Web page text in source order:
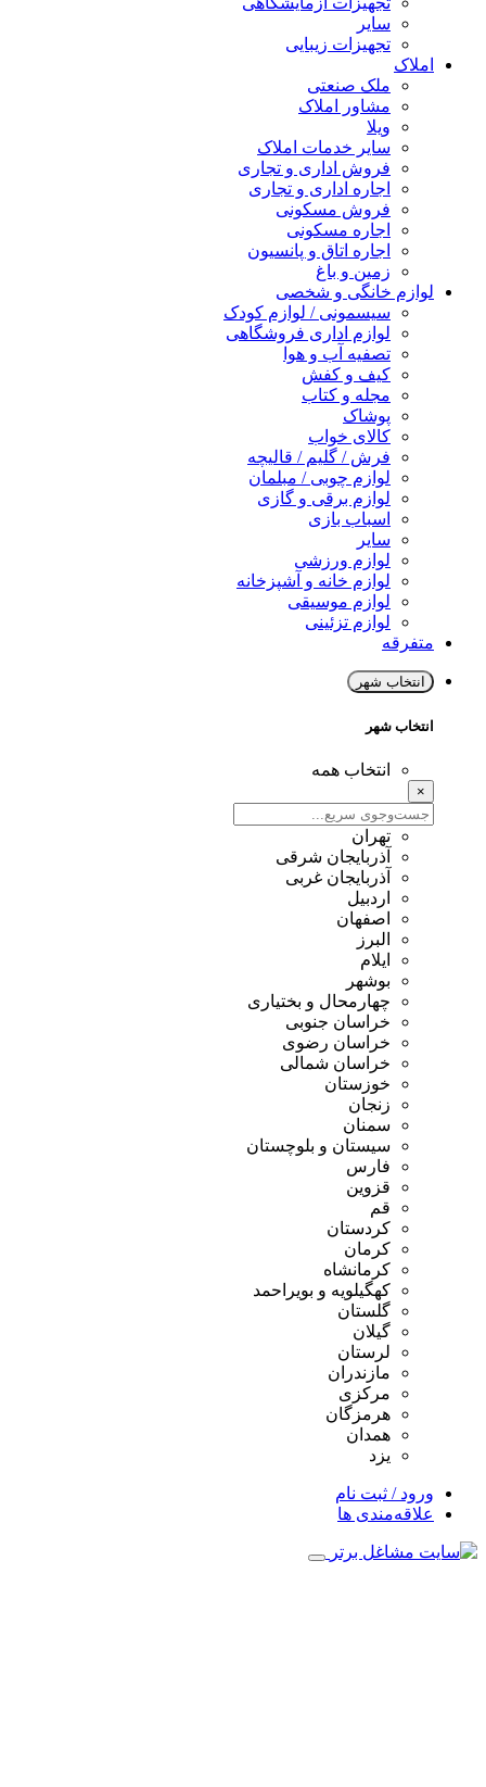
سایر
تجهیزات زیبایی
املاک
ملک صنعتی
مشاور املاک
ویلا
سایر خدمات املاک
فروش اداری و تجاری
اجاره اداری و تجاری
فروش مسکونی
اجاره مسکونی
اجاره اتاق و پانسیون
زمین و باغ
لوازم خانگی و شخصی
سیسمونی / لوازم کودک
لوازم اداری فروشگاهی
تصفیه آب و هوا
کیف و کفش
مجله و کتاب
پوشاک
کالای خواب
فرش / گلیم / قالیچه
لوازم چوبی / مبلمان
لوازم برقی و گازی
اسباب بازی
سایر
لوازم ورزشی
لوازم خانه و آشپزخانه
لوازم موسیقی
لوازم تزئینی
متفرقه
انتخاب شهر
انتخاب شهر
انتخاب همه
×
تهران
آذربایجان شرقی
آذربایجان غربی
اردبیل
اصفهان
البرز
ایلام
بوشهر
چهارمحال و بختیاری
خراسان جنوبی
خراسان رضوی
خراسان شمالی
خوزستان
زنجان
سمنان
سیستان و بلوچستان
فارس
قزوین
قم
کردستان
کرمان
کرمانشاه
کهگیلویه و بویراحمد
گلستان
گیلان
لرستان
مازندران
مرکزی
هرمزگان
همدان
یزد
ورود / ثبت نام
علاقه‌مندی ها